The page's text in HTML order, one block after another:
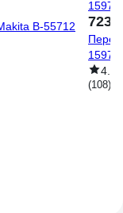
B-55712
723 ₽
15973
4.9
(108)